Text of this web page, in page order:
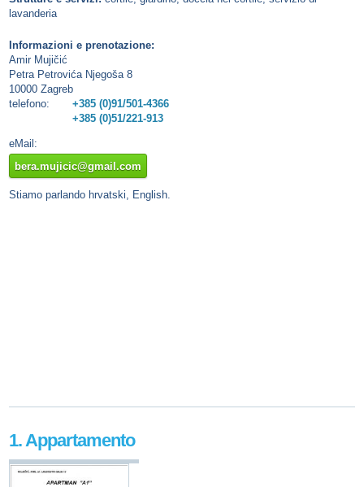
lavanderia
Informazioni e prenotazione:
Amir Mujičić
Petra Petrovića Njegoša 8
10000 Zagreb
telefono:
+385 (0)91/501-4366
+385 (0)51/221-913
eMail:
bera.mujicic@gmail.com
Stiamo parlando hrvatski, English.
1. Appartamento